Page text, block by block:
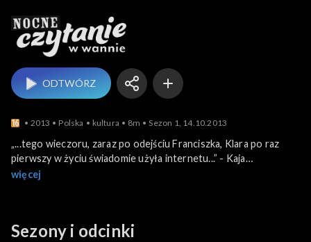
ODTWÓRZ
2013 Polska kultura 8m Sezon 1, 14.10.2013
„...tego wieczoru, zaraz po odejściu Franciszka, Klara po raz
pierwszy w życiu świadomie użyła internetu...” - Kaja
Malanowska czyta swoją powieść „Patrz na mnie, Klaro!”
więcej
Sezony i odcinki